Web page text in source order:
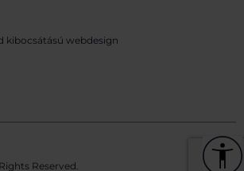
kibocsátású webdesign
Reserved.